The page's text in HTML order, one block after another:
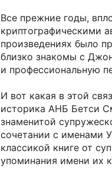
Все прежние годы,
криптографическими
произведениях было
близко знакомы с
и профессиональную
И вот какая в этой
историка АНБ Бетси
знаменитой
сочетании с именами
классикой книге от
упоминания имени их